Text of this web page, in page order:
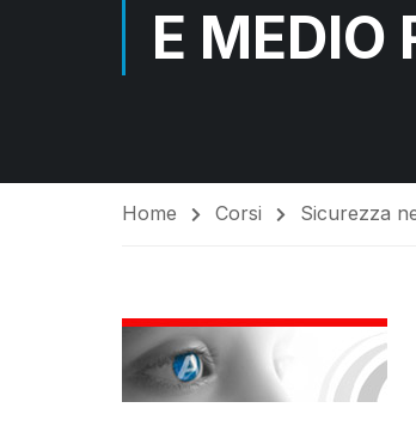
E MEDIO
Home Corsi Sicurezza